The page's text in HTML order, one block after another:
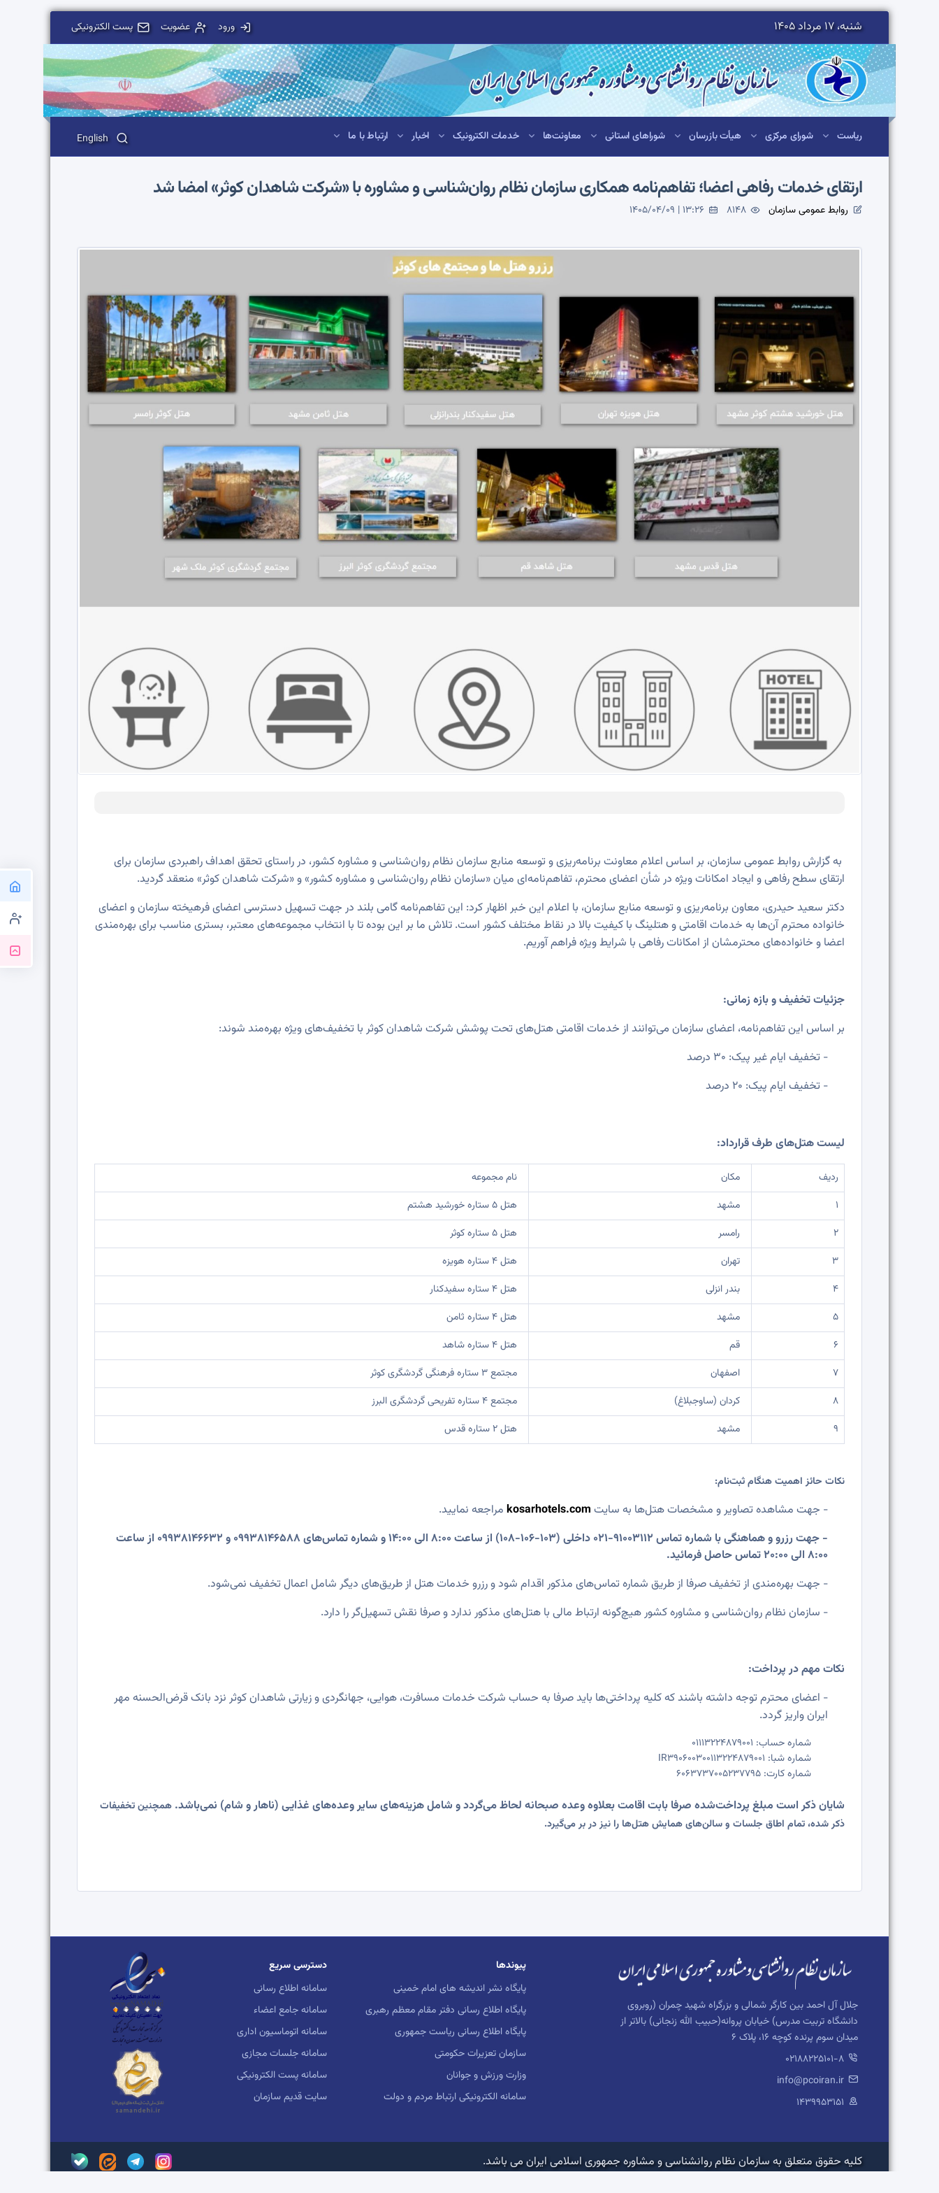
شنبه، 17 مرداد 1405 ورود عضویت پست الکترونیکی
ریاست شورای مرکزی هیأت بازرسان شوراهای استانی معاونت‌ها خدمات الکترونیک اخبار ارتباط با ما English
ارتقای خدمات رفاهی اعضا؛ تفاهم‌نامه همکاری سازمان نظام روان‌شناسی و مشاوره با «شرکت شاهدان کوثر» امضا شد
روابط عمومی سازمان 8148
1405/04/09 | 13:26
به گزارش روابط عمومی سازمان، بر اساس اعلام معاونت برنامه‌‌ریزی و توسعه منابع سازمان نظام روان‌شناسی و مشاوره کشور، در راستای تحقق اهداف راهبردی سازمان برای
ارتقای سطح رفاهی و ایجاد امکانات ویژه‌ در شأن اعضای محترم، تفاهم‌نامه‌ای میان «سازمان نظام روان‌شناسی و مشاوره کشور» و «شرکت شاهدان کوثر» منعقد گردید.
دکتر سعید حیدری، معاون برنامه‌ریزی و توسعه منابع سازمان، با اعلام این خبر اظهار کرد: این تفاهم‌نامه گامی بلند در جهت تسهیل دسترسی اعضای فرهیخته سازمان و اعضای
خانواده محترم آن‌ها به خدمات اقامتی و هتلینگ با کیفیت بالا در نقاط مختلف کشور است. تلاش ما بر این بوده تا با انتخاب مجموعه‌های معتبر، بستری مناسب برای بهره‌مندی
اعضا و خانواده‌های محترمشان از امکانات رفاهی با شرایط ویژه فراهم آوریم.
جزئیات تخفیف و بازه زمانی:
بر اساس این تفاهم‌نامه، اعضای سازمان می‌توانند از خدمات اقامتی هتل‌های تحت پوشش شرکت شاهدان کوثر با تخفیف‌های ویژه بهره‌مند شوند:
- تخفیف ایام غیر پیک:
- تخفیف ایام پیک:
لیست هتل‌های طرف قرارداد:
ردیف مکان
نام مجموعه
1
مشهد
هتل ۵ ستاره خورشید هشتم
2
رامسر
هتل ۵ ستاره کوثر
3
تهران
هتل ۴ ستاره هویزه
4
بندر انزلی
هتل ۴ ستاره سفیدکنار
5
مشهد
هتل ۴ ستاره ثامن
6
قم
هتل ۴ ستاره شاهد
7
اصفهان
مجتمع 3 ستاره فرهنگی گردشگری کوثر
8
کردان (ساوجبلاغ)
مجتمع 4 ستاره تفریحی گردشگری البرز
9
مشهد هتل ۲ ستاره قدس
نکات حائز اهمیت هنگام ثبت‌نام:
- جهت مشاهده تصاویر و مشخصات هتل‌ها به سایت kosarhotels.com مراجعه نمایید.
-
جهت رزرو و هماهنگی با شماره تماس 91003112-021 داخلی (103-106-108) از ساعت 8:00 الی 14:00 و شماره تماس‌های 09938146588 و 09938146632 از ساعت
8:00 الی 20:00 تماس حاصل فرمائید.
- جهت بهره‌مندی از تخفیف صرفا از طریق شماره تماس‌های مذکور اقدام شود و رزرو خدمات هتل از طریق‌های دیگر شامل اعمال تخفیف نمیشود.
- سازمان نظام روان‌شناسی و مشاوره کشور هیچ‌گونه ارتباط مالی با هتل‌های مذکور ندارد و صرفا نقش تسهیل‌گر را دارد.
نکات مهم در پرداخت:
- اعضای محترم توجه داشته باشند که کلیه پرداختی‌ها باید صرفا به حساب شرکت خدمات مسافرت، هوایی، جهانگردی و زیارتی شاهدان کوثر نزد بانک قرض‌الحسنه مهر
ایران واریز گردد.
شماره حساب:
شماره شبا:
IR
شماره کارت:
شایان ذکر است مبلغ پرداخت‌شده صرفا بابت اقامت بعلاوه وعده صبحانه لحاظ می‌گردد و شامل هزینه‌های سایر وعده‌های غذایی (ناهار و شام) نمی‌باشد. همچنین تخفیفات
ذکر شده، تمام اطاق جلسات و سالن‌های همایش هتل‌ها را نیز در بر می‌گیرد.
جلال آل احمد بین کارگر شمالی و بزرگراه شهید چمران (روبروی
دانشگاه تربیت مدرس) خیابان پروانه(حبیب الله زنجانی) بالاتر از
میدان سوم پرنده کوچه 16، پلاک 6
02188225101-8
info@pcoiran.ir
۱۴۳۹۹۵۳۱۵۱
پیوندها
پایگاه نشر اندیشه های امام خمینی
پایگاه اطلاع رسانی دفتر مقام معظم رهبری
پایگاه اطلاع رسانی ریاست جمهوری
سازمان تعزیرات حکومتی
وزارت ورزش و جوانان
سامانه الکترونیکی ارتباط مردم و دولت
دسترسی سریع
سامانه اطلاع رسانی
سامانه جامع اعضاء
سامانه اتوماسیون اداری
سامانه جلسات مجازی
سامانه پست الکترونیکی
سایت قدیم سازمان
کلیه حقوق متعلق به سازمان نظام روانشناسی و مشاوره جمهوری اسلامی ایران می باشد.